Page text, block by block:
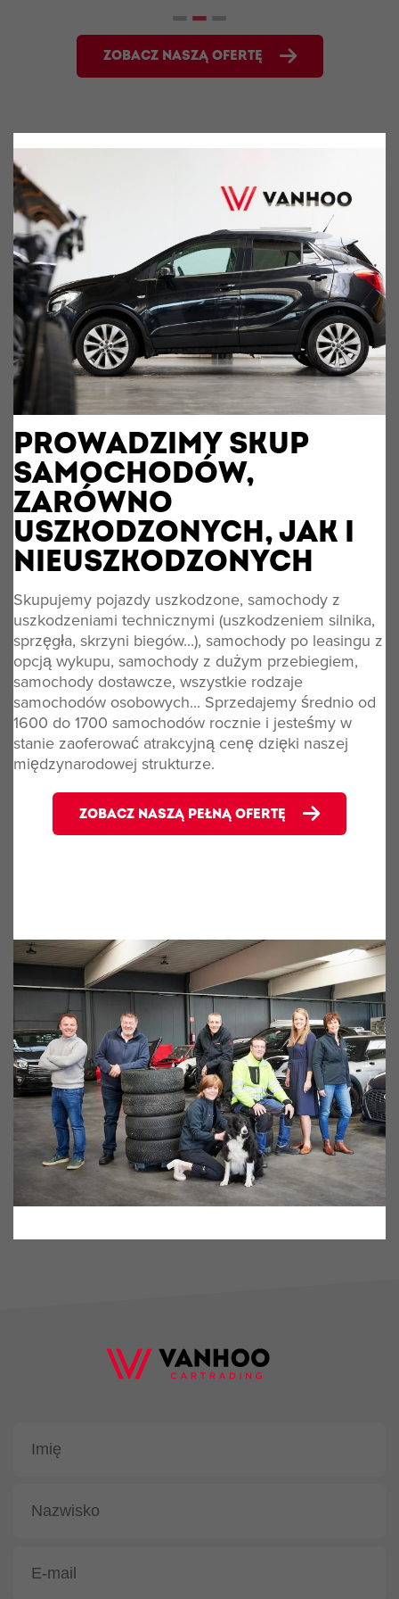
ZOBACZ NASZĄ OFERTĘ
PROWADZIMY SKUP
SAMOCHODÓW,
ZARÓWNO
USZKODZONYCH, JAK I
NIEUSZKODZONYCH
Skupujemy pojazdy uszkodzone, samochody z
uszkodzeniami technicznymi (uszkodzeniem silnika,
sprzęgła, skrzyni biegów...), samochody po leasingu z
opcją wykupu, samochody z dużym przebiegiem,
samochody dostawcze, wszystkie rodzaje
samochodów osobowych... Sprzedajemy średnio od
1600 do 1700 samochodów rocznie i jesteśmy w
stanie zaoferować atrakcyjną cenę dzięki naszej
międzynarodowej strukturze.
ZOBACZ NASZĄ PEŁNĄ OFERTĘ